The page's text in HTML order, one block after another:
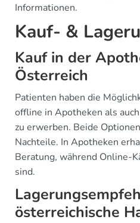
Informationen.
Kauf- &
Kauf in der
Österreich
Patienten haben die
offline in Apotheken als
zu erwerben. Beide
Nachteile. In Apotheken
Beratung, während Online-
sind.
österreichische